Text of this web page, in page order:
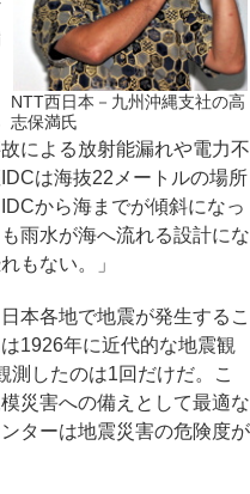
NTT西日本－九州沖縄支社の高
志保満氏
による放射能漏れや電力不
は海抜22メートルの場所
から海までが傾斜になっ
雨水が海へ流れる設計にな
もない。」
本各地で地震が発生するこ
1926年に近代的な地震観
測したのは1回だけだ。こ
災害への備えとして最適な
ターは地震災害の危険度が